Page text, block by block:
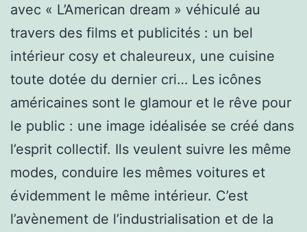
avec « L’American dream » véhiculé au
travers des films et publicités : un bel
intérieur cosy et chaleureux, une cuisine
toute dotée du dernier cri… Les icônes
américaines sont le glamour et le rêve pour
le public : une image idéalisée se créé dans
l’esprit collectif. Ils veulent suivre les même
modes, conduire les mêmes voitures et
évidemment le même intérieur. C’est
l’avènement de l’industrialisation et de la